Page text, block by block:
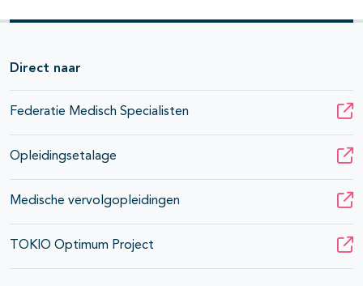
Direct naar
Federatie Medisch Specialisten
Opleidingsetalage
Medische vervolgopleidingen
TOKIO Optimum Project